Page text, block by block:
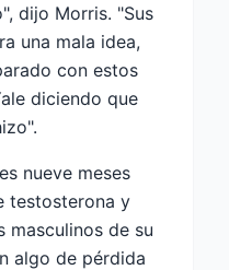
dijo Morris. "Sus
una mala idea,
con estos
diciendo que
nueve meses
testosterona y
masculinos de su
algo de pérdida